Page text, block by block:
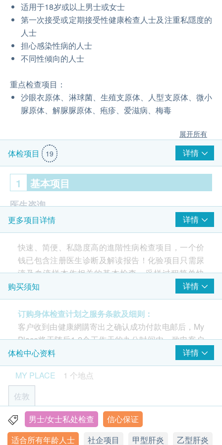
适用于18岁或以上男士或女士
第一次接受或定期接受性健康检查人士及注重私隱度的
人士
担心感染性病的人士
不同性倾向的人士
重点检查项目：
沙眼衣原体、淋球菌、生殖支原体、人型支原体、微小
脲原体、解脲脲原体、疱疹、爱滋病、梅毒
展开所有
体检项目 19 详情
1 基本项目
医生咨询
医生诊症
甲型肝炎检查
总甲型肝炎抗体
丙型肝炎检查
性病检查
爱滋病病毒抗体测试
爱滋病病毒(P24)抗原测试
梅毒血清抗体确认测试
梅毒血清抗体定量测试
砂眼衣原体 DNA
生殖支原体 DNA
人型支原体 DNA
微小脲原体 DNA
更多项目详情 详情
快速、简便、私隐度高的進階性病检查项目，一个价
钱已包含注册医生诊断及解读报告！化验项目只需尿
液及血液样本作相关的基本检查，采样过程简单快
捷。
MY PLACE所有检查计划除了性病化验外，亦包括注
册医生诊断及解读报告，以及由慈善团体「关怀爱
滋」资深专业人员负责的免费性健康咨询服务。
服务流程
为保障服务使用者的私隐，MY PLACE 辖下所有体检
服务计均不会与医健通有任何联繫；MY PLACE的测
试结果完全保密，服务流程如下：
顾客于health.ESDLife上选购所需检查服务；
MY PLACE职员将于随后1-2个工作天内致电给顾
购买须知 详情
订购身体检查计划之服务条款及细则：
客户收到由健康網購寄出之确认成功付款电邮后，My
Place将于随后1-2个工作天的办公时间内，致电客户
预约身体检查的时间及地点。 客户亦可致电查询或在
订单确认后1个工作天致电中心预约 (电话：2394
6622 / 5226 8394）。
年龄
身体检查计划适合任何人士订购（18岁以下人士，
如进行身体检查，须由家长陪同并签署同意书）。
体检中心资料
详情
MY PLACE
1 个地点
佐敦
香港佐敦庇利金街14-20号富利商业大厦3/F A室
显示地图
男士/女士私处检查
信心保证
适合所有年龄人士
社企项目 甲型肝炎
乙型肝炎